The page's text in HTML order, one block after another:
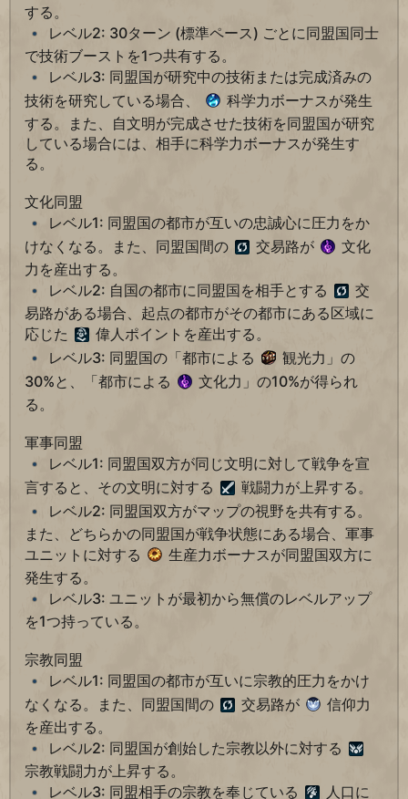
する。
レベル2: 30ターン (標準ペース) ごとに同盟国同士
で技術ブーストを1つ共有する。
レベル3: 同盟国が研究中の技術または完成済みの
技術を研究している場合、
科学力ボーナスが発生
する。また、自文明が完成させた技術を同盟国が研究
している場合には、相手に科学力ボーナスが発生す
る。
文化同盟
レベル1: 同盟国の都市が互いの忠誠心に圧力をか
けなくなる。また、同盟国間の
交易路が
文化
力を産出する。
レベル2: 自国の都市に同盟国を相手とする
交
易路がある場合、起点の都市がその都市にある区域に
応じた
偉人ポイントを産出する。
レベル3: 同盟国の「都市による
観光力」の
30%と、「都市による
文化力」の10%が得られ
る。
軍事同盟
レベル1: 同盟国双方が同じ文明に対して戦争を宣
言すると、その文明に対する
戦闘力が上昇する。
レベル2: 同盟国双方がマップの視野を共有する。
また、どちらかの同盟国が戦争状態にある場合、軍事
ユニットに対する
生産力ボーナスが同盟国双方に
発生する。
レベル3: ユニットが最初から無償のレベルアップ
を1つ持っている。
宗教同盟
レベル1: 同盟国の都市が互いに宗教的圧力をかけ
なくなる。また、同盟国間の
交易路が
信仰力
を産出する。
レベル2: 同盟国が創始した宗教以外に対する
宗教戦闘力が上昇する。
レベル3: 同盟相手の宗教を奉じている
人口に